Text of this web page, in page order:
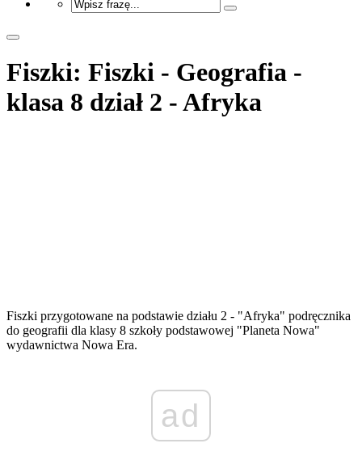
Fiszki: Fiszki - Geografia -
klasa 8 dział 2 - Afryka
Fiszki przygotowane na podstawie działu 2 - "Afryka" podręcznika
do geografii dla klasy 8 szkoły podstawowej "Planeta Nowa"
wydawnictwa Nowa Era.
ad